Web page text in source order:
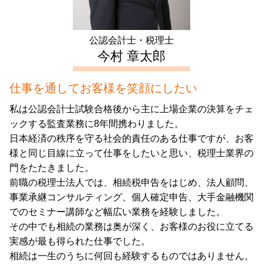
不動産 所得 確定申告 しない
生前対策 埼玉県 相談
不動産 確定申告 新宿区 会計士
相続 中野区 会計士公認会計士・税理士
今村 章太郎
仕事を通してお客様を笑顔にしたい
私は公認会計士試験合格後から主に上場企業の決算をチェ
ックする監査業務に8年間携わりました。
日本経済の秩序を守る社会的責任のある仕事ですが、お客
様と同じ目線に立って仕事をしたいと思い、税理士業界の
門をたたきました。
前職の税理士法人では、相続税申告をはじめ、法人顧問、
事業承継コンサルティング、個人確定申告、大手金融機関
でのセミナー講師など幅広い業務を経験しました。
その中でも相続の業務は奥が深く、お客様のお役に立てる
実感が最も得られた仕事でした。
相続は一生のうちに何回も経験するものではありません。